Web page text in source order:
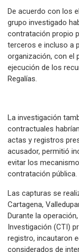
De acuerdo con los
grupo investigado
contratación propio
terceros e incluso a
organización, con el
ejecución de los
Regalías.
La investigación
contractuales
actas y registros
acusador, permitió
evitar los
contratación pública.
Las capturas se
Cartagena,
Durante la
Investigación (CTI)
registro, incautaron
considerados de